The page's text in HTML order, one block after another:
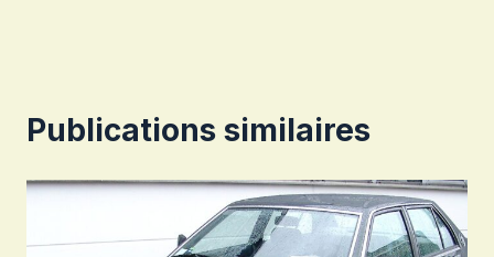
Publications similaires